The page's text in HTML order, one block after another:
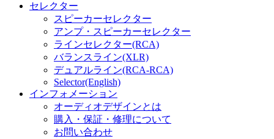
セレクター
スピーカーセレクター
アンプ・スピーカーセレクター
ラインセレクター(RCA)
バランスライン(XLR)
デュアルライン(RCA-RCA)
Selector(English)
インフォメーション
オーディオデザインとは
購入・保証・修理について
お問い合わせ